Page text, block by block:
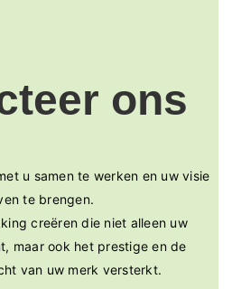
ons
u samen te werken en uw visie
te brengen.
creëren die niet alleen uw
maar ook het prestige en de
van uw merk versterkt.